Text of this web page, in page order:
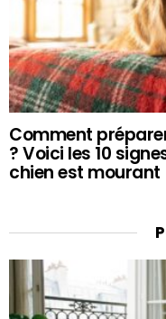
Comment
? Voici les 10
chien est mourant